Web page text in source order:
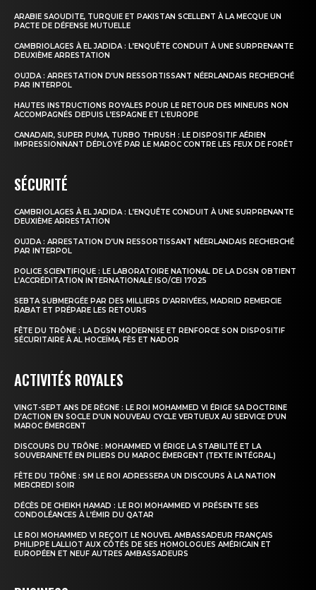
Formules d’abonnement
Mon compte
ARABIE SAOUDITE, TURQUIE ET PAKISTAN SCELLENT À LA MECQUE UN
PACTE DE DÉFENSE MUTUELLE
CAMBRIOLAGES À EL JADIDA : L’ENQUÊTE CONDUIT À UNE SURPRENANTE
DEUXIÈME ARRESTATION
OUJDA : ARRESTATION D’UN RESSORTISSANT NÉERLANDAIS RECHERCHÉ
PAR INTERPOL
HAUTES INSTRUCTIONS ROYALES POUR LE RETOUR DES MINEURS NON
ACCOMPAGNÉS DEPUIS L’ESPAGNE ET L’EUROPE
CANADAIR, SUPER PUMA, TURBO THRUSH : LE DISPOSITIF AÉRIEN
IMPRESSIONNANT DÉPLOYÉ PAR LE MAROC CONTRE LES FEUX DE FORÊT
SÉCURITÉ
CAMBRIOLAGES À EL JADIDA : L’ENQUÊTE CONDUIT À UNE SURPRENANTE
DEUXIÈME ARRESTATION
OUJDA : ARRESTATION D’UN RESSORTISSANT NÉERLANDAIS RECHERCHÉ
PAR INTERPOL
POLICE SCIENTIFIQUE : LE LABORATOIRE NATIONAL DE LA DGSN OBTIENT
L’ACCRÉDITATION INTERNATIONALE ISO/CEI 17025
SEBTA SUBMERGÉE PAR DES MILLIERS D’ARRIVÉES, MADRID REMERCIE
RABAT ET PRÉPARE LES RETOURS
FÊTE DU TRÔNE : LA DGSN MODERNISE ET RENFORCE SON DISPOSITIF
SÉCURITAIRE À AL HOCEÏMA, FÈS ET NADOR
ACTIVITÉS ROYALES
VINGT-SEPT ANS DE RÈGNE : LE ROI MOHAMMED VI ÉRIGE SA DOCTRINE
D’ACTION EN SOCLE D’UN NOUVEAU CYCLE VERTUEUX AU SERVICE D’UN
MAROC ÉMERGENT
DISCOURS DU TRÔNE : MOHAMMED VI ÉRIGE LA STABILITÉ ET LA
SOUVERAINETÉ EN PILIERS DU MAROC ÉMERGENT (TEXTE INTÉGRAL)
FÊTE DU TRÔNE : SM LE ROI ADRESSERA UN DISCOURS À LA NATION
MERCREDI SOIR
DÉCÈS DE CHEIKH HAMAD : LE ROI MOHAMMED VI PRÉSENTE SES
CONDOLÉANCES À L’ÉMIR DU QATAR
LE ROI MOHAMMED VI REÇOIT LE NOUVEL AMBASSADEUR FRANÇAIS
PHILIPPE LALLIOT AUX CÔTÉS DE SES HOMOLOGUES AMÉRICAIN ET
EUROPÉEN ET NEUF AUTRES AMBASSADEURS